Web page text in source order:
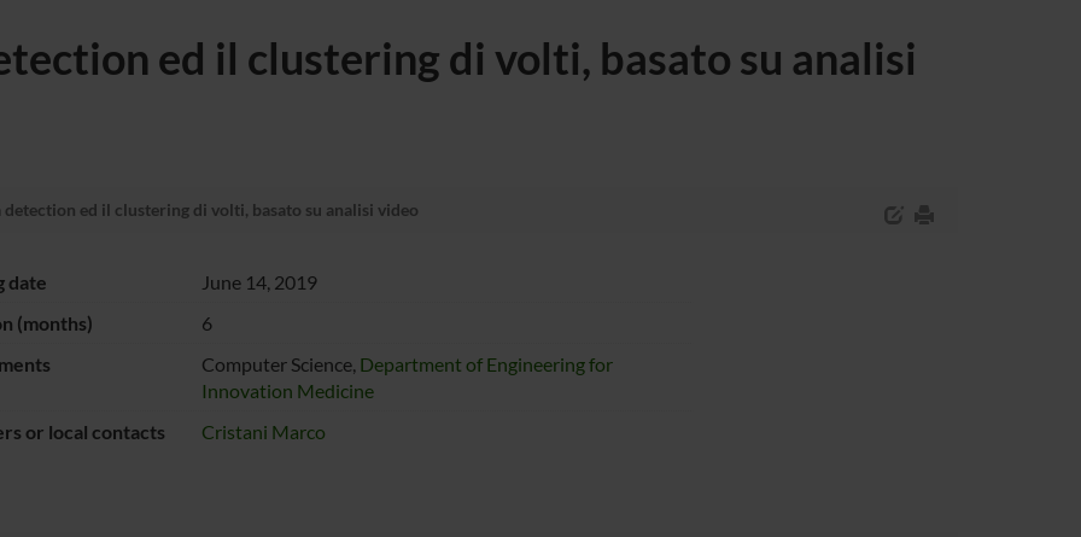
ed il clustering di volti, basato su analisi
detection ed il clustering di volti, basato su analisi video
date
June 14, 2019
(months)
6
Computer Science, Department of Engineering for
Innovation Medicine
or local contacts
Cristani Marco